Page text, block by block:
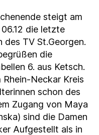
steigt am
die letzte
des TV St.Georgen.
die
6. aus Ketsch.
Rhein-Neckar Kreis
schon des
Zugang von Maya
sind die Damen
Aufgestellt als in